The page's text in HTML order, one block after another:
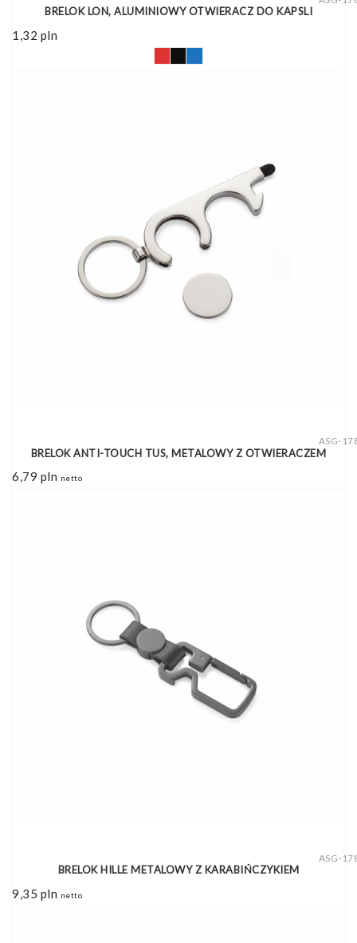
BRELOK LON, ALUMINIOWY OTWIERACZ DO KAPSLI
1,32 pln
ASG-
BRELOK ANTI-TOUCH TUS, METALOWY Z OTWIERACZEM
6,79 pln netto
ASG-
BRELOK HILLE METALOWY Z KARABIŃCZYKIEM
9,35 pln netto